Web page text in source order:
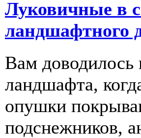
Луковичные в
ландшафтного
Вам доводилось
ландшафта,
опушки
подснежников,